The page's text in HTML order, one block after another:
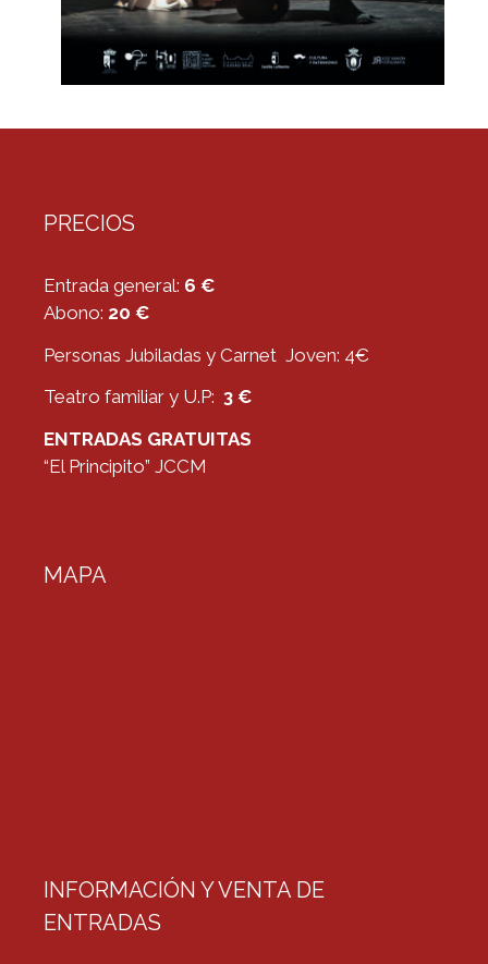
PRECIOS
Entrada general: 6 €
Abono: 20 €
Personas Jubiladas y Carnet Joven: 4€
Teatro familiar y U.P: 3 €
ENTRADAS GRATUITAS
“El Principito” JCCM
MAPA
INFORMACIÓN Y VENTA DE
ENTRADAS